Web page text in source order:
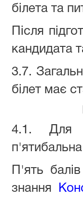
білета та
Після
кандидата
3.7.
білет має
4.1. Для
П'ять
знання